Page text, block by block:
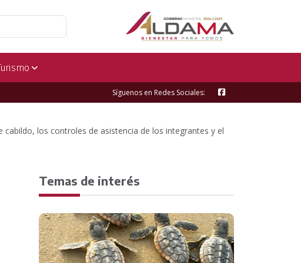
Síguenos en Redes Sociales:
cabildo, los controles de asistencia de los integrantes y el
Temas de interés